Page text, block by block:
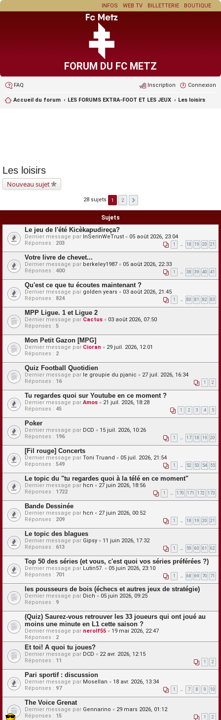
BOUTIQUE
BILLETTERIE
WEB TV
INFOS
FORUM DU FC METZ
FAQ Connexion
Inscription
Accueil du forum LES FORUMS EXTRA-FOOT ET LES JEUX Les loisirs
Les loisirs
Nouveau sujet
28 sujets 1 2
Sujets
Le jeu de l'été Kicèkapudireça?
Dernier message par InSerinWeTrust « 05 août 2026, 23:04
Réponses : 203 1 … 18 19 20 21
Votre livre de chevet...
Dernier message par berkeley1987 « 05 août 2026, 22:33
Réponses : 400 1 … 38 39 40 41
Qu'est ce que tu écoutes maintenant ?
Dernier message par golden years « 03 août 2026, 21:45
Réponses : 824 1 … 80 81 82 83
MPP Ligue. 1 et Ligue 2
Dernier message par Cactus « 03 août 2026, 07:50
Réponses : 5
Mon Petit Gazon [MPG]
Dernier message par Cioran « 29 juil. 2026, 12:01
Réponses : 2
Quiz Football Quotidien
Dernier message par le groupie du pjanic « 27 juil. 2026, 16:34
Réponses : 16 1 2
Tu regardes quoi sur Youtube en ce moment ?
Dernier message par Amos « 21 juil. 2026, 18:28
Réponses : 45 1 2 3 4 5
Poker
Dernier message par DCD « 15 juil. 2026, 10:26
Réponses : 196 1 … 17 18 19 20
[Fil rouge] Concerts
Dernier message par Toni Truand « 05 juil. 2026, 21:54
Réponses : 549 1 … 52 53 54 55
Le topic du "tu regardes quoi à la télé en ce moment"
Dernier message par hcn « 27 juin 2026, 18:56
Réponses : 1722 1 … 170 171 172 173
Bande Dessinée
Dernier message par hcn « 27 juin 2026, 00:52
Réponses : 209 1 … 18 19 20 21
Le topic des blagues
Dernier message par Gipsy « 11 juin 2026, 17:32
Réponses : 613 1 … 59 60 61 62
Top 50 des séries (et vous, c'est quoi vos séries préférées ?)
Dernier message par Lutin57. « 05 juin 2026, 23:10
Réponses : 701 1 … 68 69 70 71
les pousseurs de bois (échecs et autres jeux de stratégie)
Dernier message par Dich « 05 juin 2026, 09:25
Réponses : 9
(Quiz) Saurez-vous retrouver les 33 joueurs qui ont joué au
moins une minute en L1 cette saison ?
Dernier message par nerolf55 « 19 mai 2026, 22:47
Réponses : 2
Et toi! A quoi tu joues?
Dernier message par DCD « 22 avr. 2026, 12:15
Réponses : 11 1 2
Pari sportif : discussion
Dernier message par Mosellan « 18 avr. 2026, 13:34
Réponses : 97 1 … 7 8 9 10
The Voice Grenat
Dernier message par Gennarino « 29 mars 2026, 01:12
Réponses : 15 1 2